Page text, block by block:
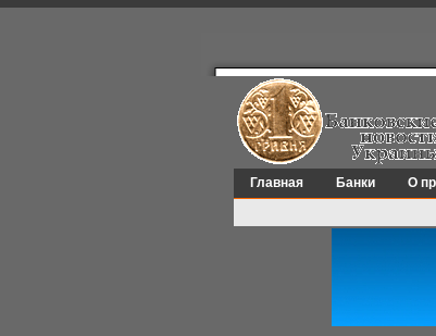
Главная Банки О